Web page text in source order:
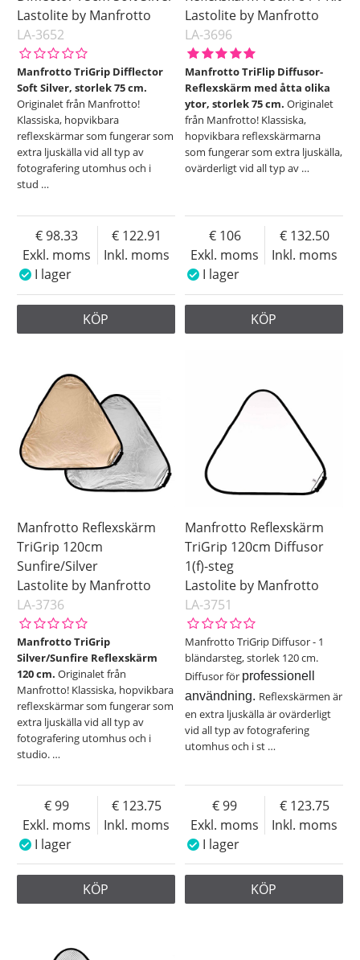
Lastolite by Manfrotto
LA-3652
Manfrotto TriGrip Difflector
Soft Silver, storlek 75 cm.
Originalet från Manfrotto!
Klassiska, hopvikbara
reflexskärmar som fungerar som
extra ljuskälla vid all typ av
fotografering utomhus och i
stud …
Exkl. moms
98.33
Inkl. moms
122.91
I lager
KÖP
Lastolite by Manfrotto
LA-3696
Manfrotto TriFlip Diffusor-
Reflexskärm med åtta olika
ytor, storlek 75 cm.Originalet
från Manfrotto! Klassiska,
hopvikbara reflexskärmarna
som fungerar som extra ljuskälla,
ovärderligt vid all typ av …
Exkl. moms
106
Inkl. moms
132.50
I lager
KÖP
Manfrotto Reflexskärm
TriGrip 120cm
Sunfire/Silver
Lastolite by Manfrotto
LA-3736
Manfrotto TriGrip
Silver/Sunfire Reflexskärm
120 cm. Originalet från
Manfrotto! Klassiska, hopvikbara
reflexskärmar som fungerar som
extra ljuskälla vid all typ av
fotografering utomhus och i
studio. …
Exkl. moms
99
Inkl. moms
123.75
I lager
KÖP
Manfrotto Reflexskärm
TriGrip 120cm Diffusor
1(f)-steg
Lastolite by Manfrotto
LA-3751
Manfrotto TriGrip Diffusor - 1
bländarsteg, storlek 120 cm.
Diffusor för professionell
användning. Reflexskärmen är
en extra ljuskälla är ovärderligt
vid all typ av fotografering
utomhus och i st …
Exkl. moms
99
Inkl. moms
123.75
I lager
KÖP